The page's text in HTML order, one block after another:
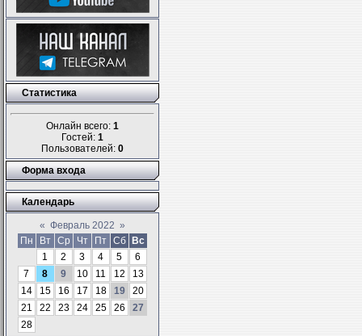
Статистика
Онлайн всего: 1
Гостей: 1
Пользователей: 0
Форма входа
Календарь
« Февраль 2022 »
Пн
Вт Ср Чт Пт Сб
Вс
1
2 3 4 5
6
7
8 9 10 11 12
13
14
15 16 17 18 19
20
21
22 23 24 25 26
27
28